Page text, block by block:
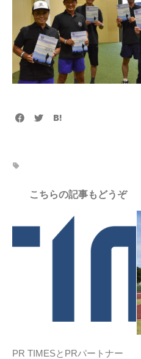
こちらの記事もどうぞ
PR TIMESとPRパートナー